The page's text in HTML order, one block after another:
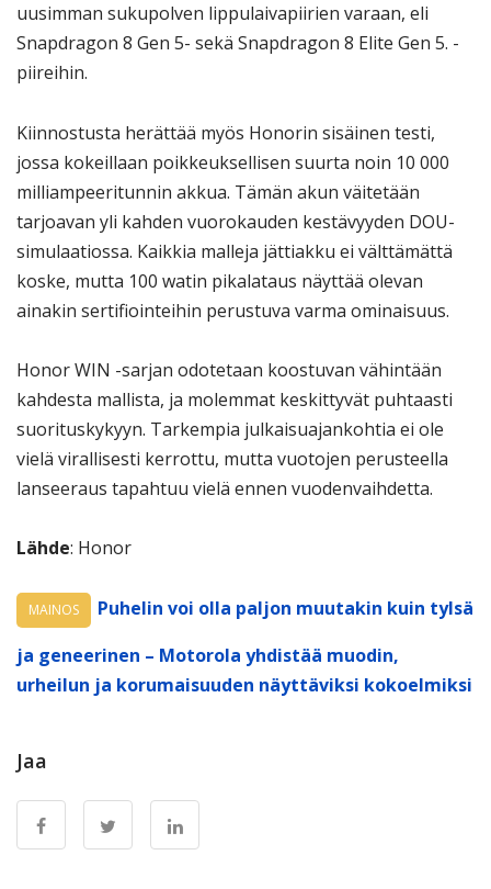
uusimman sukupolven lippulaivapiirien varaan, eli
Snapdragon 8 Gen 5- sekä Snapdragon 8 Elite Gen 5. -
piireihin.
Kiinnostusta herättää myös Honorin sisäinen testi,
jossa kokeillaan poikkeuksellisen suurta noin 10 000
milliampeeritunnin akkua. Tämän akun väitetään
tarjoavan yli kahden vuorokauden kestävyyden DOU-
simulaatiossa. Kaikkia malleja jättiakku ei välttämättä
koske, mutta 100 watin pikalataus näyttää olevan
ainakin sertifiointeihin perustuva varma ominaisuus.
Honor WIN -sarjan odotetaan koostuvan vähintään
kahdesta mallista, ja molemmat keskittyvät puhtaasti
suorituskykyyn. Tarkempia julkaisuajankohtia ei ole
vielä virallisesti kerrottu, mutta vuotojen perusteella
lanseeraus tapahtuu vielä ennen vuodenvaihdetta.
Lähde: Honor
MAINOS
Puhelin voi olla paljon muutakin kuin tylsä
ja geneerinen – Motorola yhdistää muodin,
urheilun ja korumaisuuden näyttäviksi kokoelmiksi
Jaa